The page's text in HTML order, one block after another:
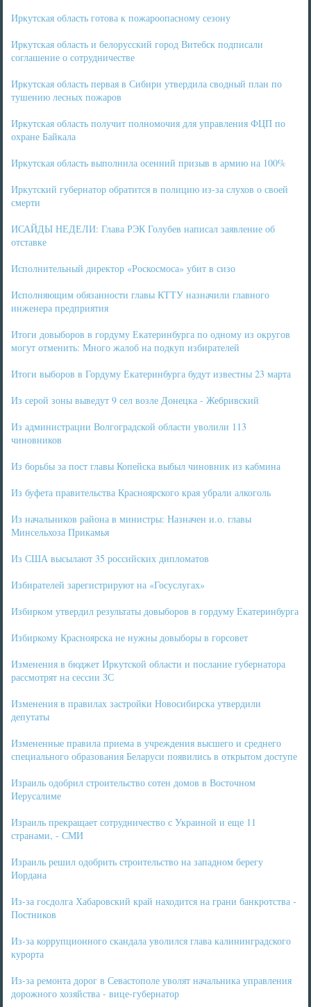
Иркутская область готова к пожароопасному сезону
Иркутская область и белорусский город Витебск подписали
соглашение о сотрудничестве
Иркутская область первая в Сибири утвердила сводный план по
тушению лесных пожаров
Иркутская область получит полномочия для управления ФЦП по
охране Байкала
Иркутская область выполнила осенний призыв в армию на 100%
Иркутский губернатор обратится в полицию из-за слухов о своей
смерти
ИСАЙДЫ НЕДЕЛИ: Глава РЭК Голубев написал заявление об
отставке
Исполнительный директор «Роскосмоса» убит в сизо
Исполняющим обязанности главы КТТУ назначили главного
инженера предприятия
Итоги довыборов в гордуму Екатеринбурга по одному из округов
могут отменить: Много жалоб на подкуп избирателей
Итоги выборов в Гордуму Екатеринбурга будут известны 23 марта
Из серой зоны выведут 9 сел возле Донецка - Жебривский
Из администрации Волгоградской области уволили 113
чиновников
Из борьбы за пост главы Копейска выбыл чиновник из кабмина
Из буфета правительства Красноярского края убрали алкоголь
Из начальников района в министры: Назначен и.о. главы
Минсельхоза Прикамья
Из США высылают 35 российских дипломатов
Избирателей зарегистрируют на «Госуслугах»
Избирком утвердил результаты довыборов в гордуму Екатеринбурга
Избиркому Красноярска не нужны довыборы в горсовет
Изменения в бюджет Иркутской области и послание губернатора
рассмотрят на сессии ЗС
Изменения в правилах застройки Новосибирска утвердили
депутаты
Измененные правила приема в учреждения высшего и среднего
специального образования Беларуси появились в открытом доступе
Израиль одобрил строительство сотен домов в Восточном
Иерусалиме
Израиль прекращает сотрудничество с Украиной и еще 11
странами, - СМИ
Израиль решил одобрить строительство на западном берегу
Иордана
Из-за госдолга Хабаровский край находится на грани банкротства -
Постников
Из-за коррупционного скандала уволился глава калининградского
курорта
Из-за ремонта дорог в Севастополе уволят начальника управления
дорожного хозяйства - вице-губернатор